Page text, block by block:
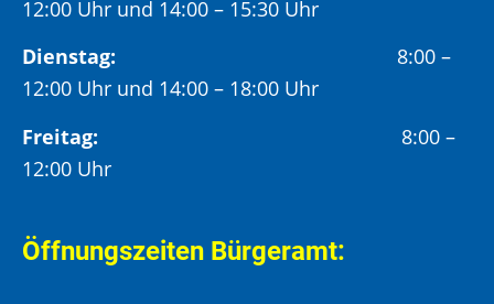
12:00 Uhr und 14:00 – 15:30 Uhr
Dienstag: 8:00 –
12:00 Uhr und 14:00 – 18:00 Uhr
Freitag:
8:00 –
12:00 Uhr
Öffnungszeiten Bürgeramt: